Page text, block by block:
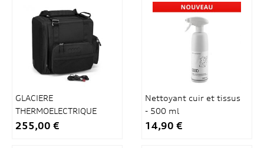
GLACIERE
THERMOELECTRIQUE
14L
255,00 €
Nettoyant cuir et tissus
- 500 ml
14,90 €